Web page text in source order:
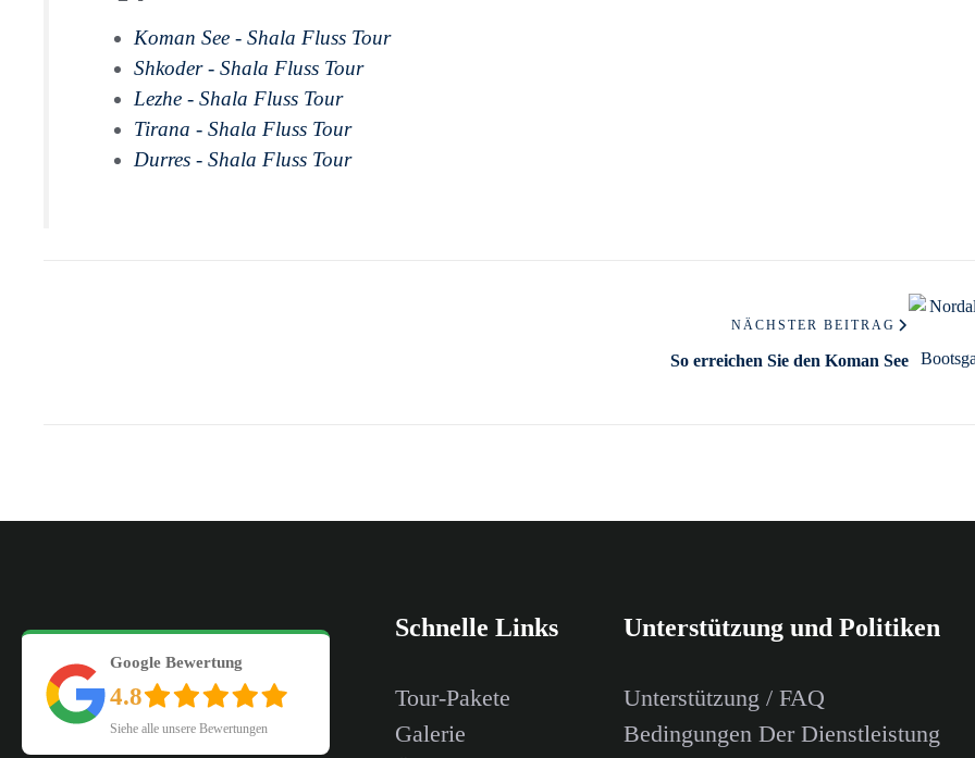
Koman See - Shala Fluss Tour
Shkoder - Shala Fluss Tour
Lezhe - Shala Fluss Tour
Tirana - Shala Fluss Tour
Durres - Shala Fluss Tour
NÄCHSTER BEITRAG
So erreichen Sie den Koman See
Google Bewertung
4.8
Siehe alle unsere Bewertungen
Schnelle Links
Tour-Pakete
Galerie
Unterstützung und Politiken
Unterstützung / FAQ
Bedingungen Der Dienstleistung